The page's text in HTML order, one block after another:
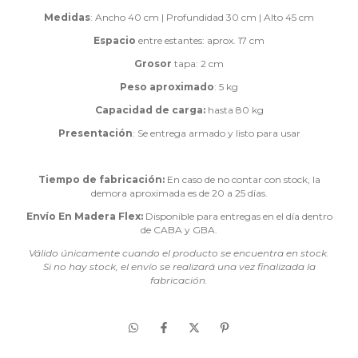
Medidas: Ancho 40 cm | Profundidad 30 cm | Alto 45 cm
Espacio entre estantes: aprox. 17 cm
Grosor tapa: 2 cm
Peso aproximado: 5 kg
Capacidad de carga:hasta 80 kg
Presentación: Se entrega armado y listo para usar
Tiempo de fabricación:En caso de no contar con stock, la
demora aproximada es de 20 a 25 días.
Envío En Madera Flex: Disponible para entregas en el día dentro
de CABA y GBA.
Válido únicamente cuando el producto se encuentra en stock.
Si no hay stock, el envío se realizará una vez finalizada la
fabricación.